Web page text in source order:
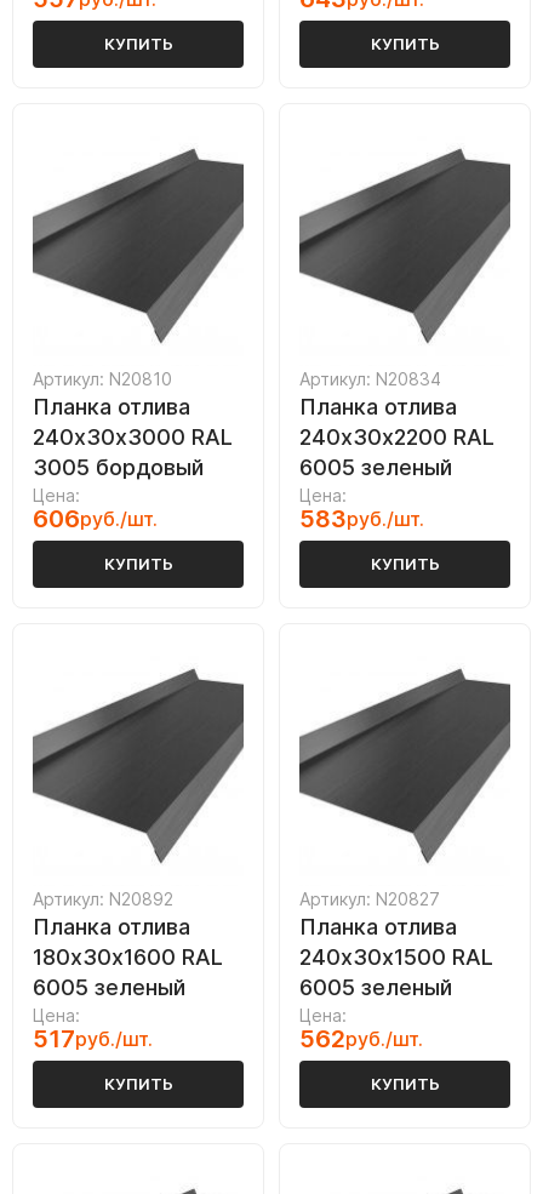
КУПИТЬ КУПИТЬ
Артикул: N20810
Планка отлива
240х30х3000 RAL
3005 бордовый
Цена:
606руб./шт.
КУПИТЬ
Артикул: N20834
Планка отлива
240х30х2200 RAL
6005 зеленый
Цена:
583руб./шт.
КУПИТЬ
Артикул: N20892
Планка отлива
180х30х1600 RAL
6005 зеленый
Цена:
517руб./шт.
КУПИТЬ
Артикул: N20827
Планка отлива
240х30х1500 RAL
6005 зеленый
Цена:
562руб./шт.
КУПИТЬ